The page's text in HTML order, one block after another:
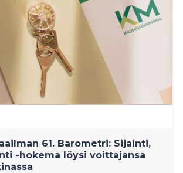
miten asunnon
muuttamalla voi paikoin tehdä
fiksuja ratkaisuja.
61. Barometri: Sijainti,
-hokema löysi voittajansa